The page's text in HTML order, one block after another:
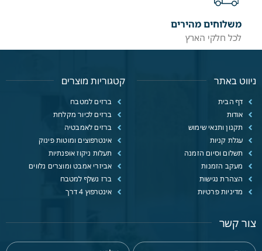
משלוחים מהירים
לכל חלקי הארץ
ניווט באתר
דף הבית
אודות
תקנון ותנאי שימוש
עגלת קניות
תשלום וסיום הזמנה
מעקב הזמנות
הצהרת נגישות
מדיניות פרטיות
קטגוריות מוצרים
ברזים למטבח
ברזים לכיור מקלחת
ברזים לאמבטיה
אינטרפוצים ומוטות פינוק
תעלות ניקוז אופנתיות
אביזרי אמבט ומוצרים נלווים
ברז נשלף למטבח
אינטרפוץ 4 דרך
צור קשר